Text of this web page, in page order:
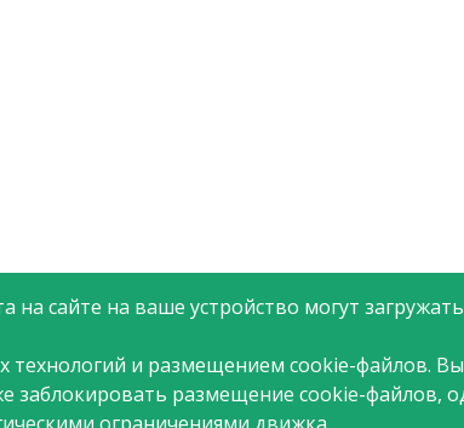
сайте на ваше устройство могут
технологий и размещением cookie-файлов.
заблокировать размещение cookie-файлов,